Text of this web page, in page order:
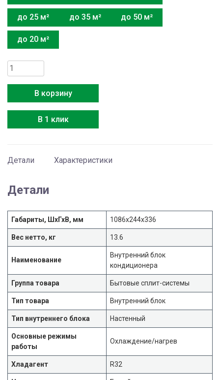
до 25 м² до 35 м² до 50 м²
до 20 м²
Количество
товара
MSAG1-
24N8D0-
В корзину
В 1 клик
Детали Характеристики
Детали
Габариты, ШхГхВ, мм 1086x244x336
Вес нетто, кг 13.6
Наименование
Внутренний блок
кондиционера
Группа товара Бытовые сплит-системы
Тип товара Внутренний блок
Тип внутреннего блока Настенный
Основные режимы
работы
Охлаждение/нагрев
Хладагент R32